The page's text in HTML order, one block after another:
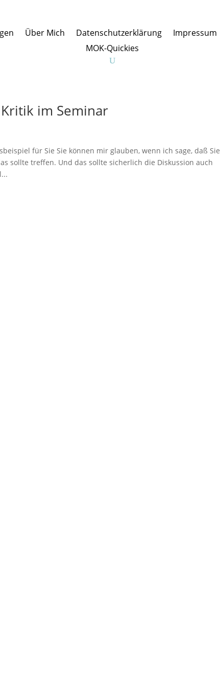
Über Mich Datenschutzerklärung Impressum
MOK-Quickies
im Seminar
für Sie Sie können mir glauben, wenn ich sage, daß Sie
sollte treffen. Und das sollte sicherlich die Diskussion auch